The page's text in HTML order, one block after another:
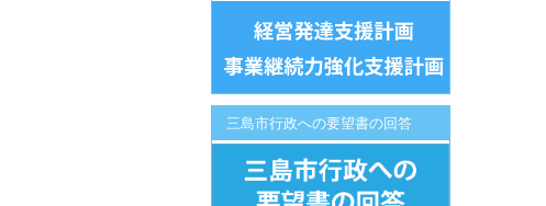
三島市行政への要望書の回答